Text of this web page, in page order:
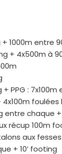
1000m entre
+ 4x500m à
+ PPG : 7x100m
4x100m
entre chaque +
récup 100m
aux
+ 10’ footing